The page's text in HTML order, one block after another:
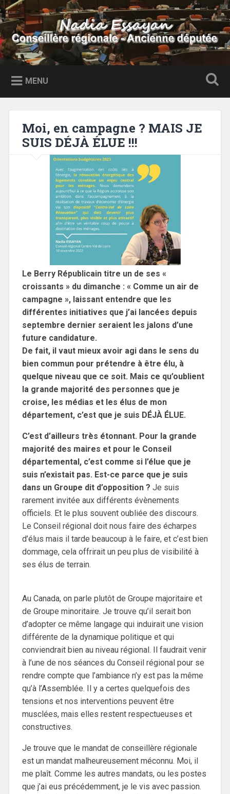
Accéder
au
contenu
principal
Recherche
Nadia Essayan
Conseillère régionale – Ancienne députée
MENU
Moi, en campagne ? MAIS JE
SUIS DÉJÀ ÉLUE !!!
Le Berry Républicain titre un de ses «
croissants » du dimanche : « Comme un air de
campagne », laissant entendre que les
différentes initiatives que j’ai lancées depuis
septembre dernier seraient les jalons d’une
future candidature.
De fait, il vaut mieux avoir agi dans le sens du
bien commun pour prétendre à être élu, à
quelque niveau que ce soit. Mais ce qu’oublient
la grande majorité des personnes que je
croise, les médias et les élus de mon
département, c’est que je suis DÉJÀ ÉLUE.
C’est d’ailleurs très étonnant. Pour la grande
majorité des maires et pour le Conseil
départemental, c’est comme si l’élue que je
suis n’existait pas. Est-ce parce que je suis
dans un Groupe dit d’opposition ? Je suis
rarement invitée aux différents évènements
officiels. Et le plus souvent oubliée des discours.
Le Conseil régional doit nous faire des écharpes
d’élus mais il tarde beaucoup à le faire, et c’est bien
dommage, cela offrirait un peu plus de visibilité à
ses élus de terrain.
Au Canada, on parle plutôt de Groupe majoritaire et
de Groupe minoritaire. Je trouve qu’il serait bon
d’adopter ce même langage qui induirait une vision
différente de la dynamique politique et qui
conviendrait bien au niveau régional. Il faudrait venir
à l’une de nos séances du Conseil régional pour se
rendre compte que l’ambiance n’y est pas la même
qu’à l’Assemblée. Il y a certes quelquefois des
tensions et nos interventions peuvent être
musclées, mais elles restent respectueuses et
constructives.
Je trouve que le mandat de conseillère régionale
est un mandat malheureusement méconnu. Moi, il
me plaît. Comme les autres mandats, ou les postes
que j’ai eus précédemment, je le vis avec passion.